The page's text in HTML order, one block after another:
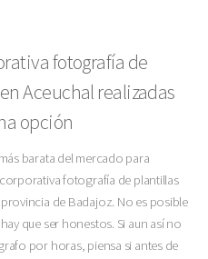
fotografía de
Aceuchal realizadas
opción
barata del mercado para
fotografía de plantillas
de Badajoz. No es posible
que ser honestos. Si aun así no
por horas, piensa si antes de